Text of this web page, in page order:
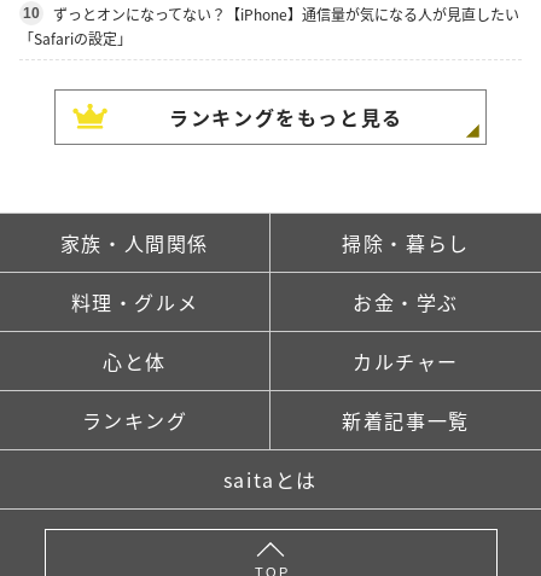
10
ずっとオンになってない？【iPhone】通信量が気になる人が見直したい
「Safariの設定」
ランキングをもっと見る
家族・人間関係 掃除・暮らし
料理・グルメ お金・学ぶ
心と体 カルチャー
ランキング 新着記事一覧
saitaとは
TOP